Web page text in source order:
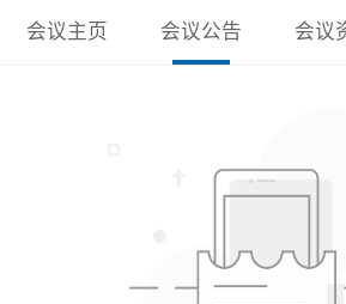
会议主页 会议公告 会议